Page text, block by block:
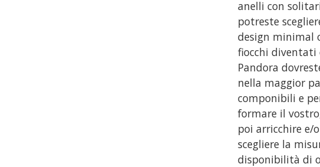
anelli con
potreste
design minimal
fiocchi diventati
Pandora
nella maggior
componibili e
formare il
poi arricchire e/
scegliere la
disponibilità di